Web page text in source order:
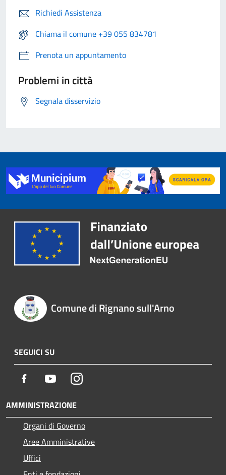
Richiedi Assistenza
Chiama il comune +39 055 834781
Prenota un appuntamento
Problemi in città
Segnala disservizio
Comune di Rignano sull'Arno
SEGUICI SU
Facebook YoutubeInstagram
AMMINISTRAZIONE
Organi di Governo
Aree Amministrative
Uffici